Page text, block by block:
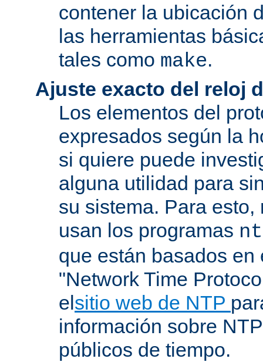
contener la ubicación
las herramientas
tales como make.
Ajuste exacto del reloj
Los elementos del
expresados según la
si quiere puede
alguna utilidad para
su sistema. Para esto,
usan los programas
que están basados en
"Network Time
elsitio web de NTP
información sobre
públicos de tiempo.